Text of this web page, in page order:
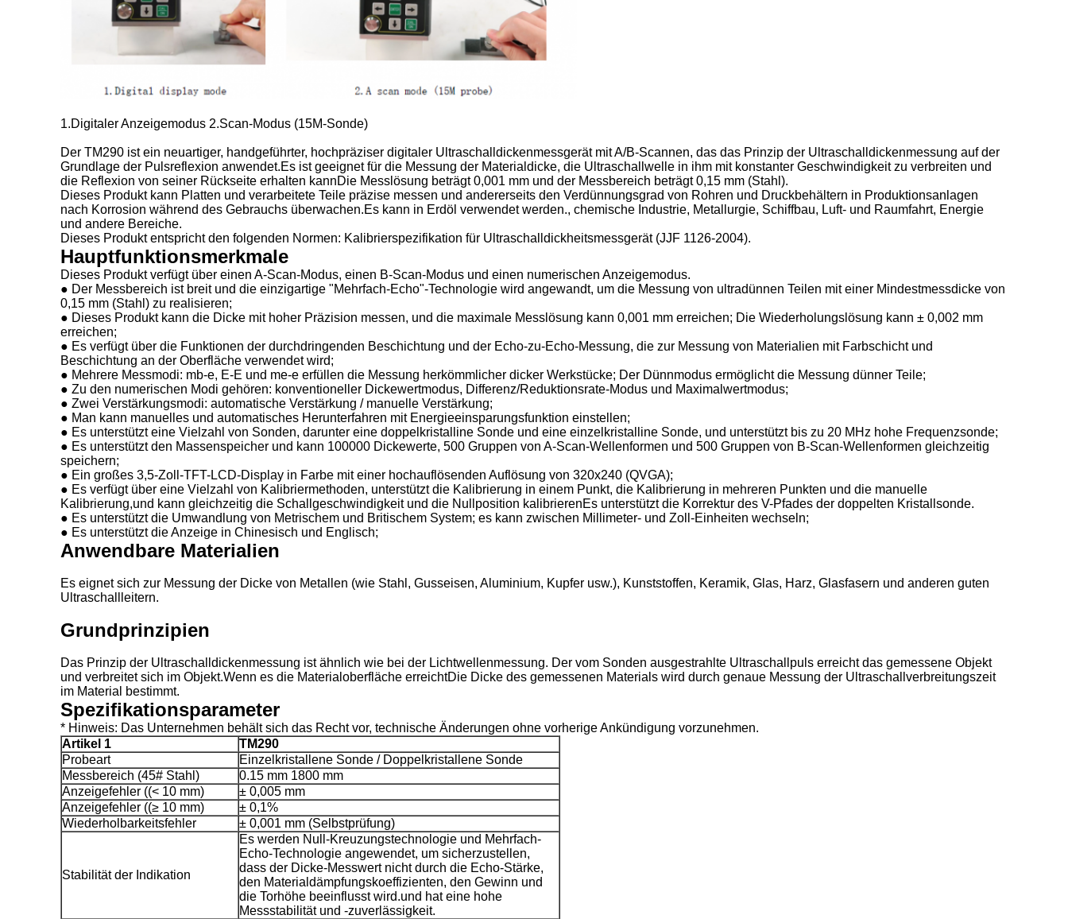
1.Digitaler Anzeigemodus 2.Scan-Modus (15M-Sonde)
Der TM290 ist ein neuartiger, handgeführter, hochpräziser digitaler Ultraschalldickenmessgerät mit A/B-Scannen, das das Prinzip der Ultraschalldickenmessung auf der
Grundlage der Pulsreflexion anwendet.Es ist geeignet für die Messung der Materialdicke, die Ultraschallwelle in ihm mit konstanter Geschwindigkeit zu verbreiten und
die Reflexion von seiner Rückseite erhalten kannDie Messlösung beträgt 0,001 mm und der Messbereich beträgt 0,15 mm (Stahl).
Dieses Produkt kann Platten und verarbeitete Teile präzise messen und andererseits den Verdünnungsgrad von Rohren und Druckbehältern in Produktionsanlagen
nach Korrosion während des Gebrauchs überwachen.Es kann in Erdöl verwendet werden., chemische Industrie, Metallurgie, Schiffbau, Luft- und Raumfahrt, Energie
und andere Bereiche.
Dieses Produkt entspricht den folgenden Normen: Kalibrierspezifikation für Ultraschalldickheitsmessgerät (JJF 1126-2004).
Hauptfunktionsmerkmale
Dieses Produkt verfügt über einen A-Scan-Modus, einen B-Scan-Modus und einen numerischen Anzeigemodus.
● Der Messbereich ist breit und die einzigartige "Mehrfach-Echo"-Technologie wird angewandt, um die Messung von ultradünnen Teilen mit einer Mindestmessdicke von
0,15 mm (Stahl) zu realisieren;
● Dieses Produkt kann die Dicke mit hoher Präzision messen, und die maximale Messlösung kann 0,001 mm erreichen; Die Wiederholungslösung kann ± 0,002 mm
erreichen;
● Es verfügt über die Funktionen der durchdringenden Beschichtung und der Echo-zu-Echo-Messung, die zur Messung von Materialien mit Farbschicht und
Beschichtung an der Oberfläche verwendet wird;
● Mehrere Messmodi: mb-e, E-E und me-e erfüllen die Messung herkömmlicher dicker Werkstücke; Der Dünnmodus ermöglicht die Messung dünner Teile;
● Zu den numerischen Modi gehören: konventioneller Dickewertmodus, Differenz/Reduktionsrate-Modus und Maximalwertmodus;
● Zwei Verstärkungsmodi: automatische Verstärkung / manuelle Verstärkung;
● Man kann manuelles und automatisches Herunterfahren mit Energieeinsparungsfunktion einstellen;
● Es unterstützt eine Vielzahl von Sonden, darunter eine doppelkristalline Sonde und eine einzelkristalline Sonde, und unterstützt bis zu 20 MHz hohe Frequenzsonde;
● Es unterstützt den Massenspeicher und kann 100000 Dickewerte, 500 Gruppen von A-Scan-Wellenformen und 500 Gruppen von B-Scan-Wellenformen gleichzeitig
speichern;
● Ein großes 3,5-Zoll-TFT-LCD-Display in Farbe mit einer hochauflösenden Auflösung von 320x240 (QVGA);
● Es verfügt über eine Vielzahl von Kalibriermethoden, unterstützt die Kalibrierung in einem Punkt, die Kalibrierung in mehreren Punkten und die manuelle
Kalibrierung,und kann gleichzeitig die Schallgeschwindigkeit und die Nullposition kalibrierenEs unterstützt die Korrektur des V-Pfades der doppelten Kristallsonde.
● Es unterstützt die Umwandlung von Metrischem und Britischem System; es kann zwischen Millimeter- und Zoll-Einheiten wechseln;
● Es unterstützt die Anzeige in Chinesisch und Englisch;
Anwendbare Materialien
Es eignet sich zur Messung der Dicke von Metallen (wie Stahl, Gusseisen, Aluminium, Kupfer usw.), Kunststoffen, Keramik, Glas, Harz, Glasfasern und anderen guten
Ultraschallleitern.
Grundprinzipien
Das Prinzip der Ultraschalldickenmessung ist ähnlich wie bei der Lichtwellenmessung. Der vom Sonden ausgestrahlte Ultraschallpuls erreicht das gemessene Objekt
und verbreitet sich im Objekt.Wenn es die Materialoberfläche erreichtDie Dicke des gemessenen Materials wird durch genaue Messung der Ultraschallverbreitungszeit
im Material bestimmt.
Spezifikationsparameter
* Hinweis: Das Unternehmen behält sich das Recht vor, technische Änderungen ohne vorherige Ankündigung vorzunehmen.
Artikel 1
TM290
Probeart
Einzelkristallene Sonde / Doppelkristallene Sonde
Messbereich (45# Stahl)
0.15 mm 1800 mm
Anzeigefehler ((< 10 mm)
± 0,005 mm
Anzeigefehler ((≥ 10 mm)
± 0,1%
Wiederholbarkeitsfehler
± 0,001 mm (Selbstprüfung)
Stabilität der Indikation
Es werden Null-Kreuzungstechnologie und Mehrfach-
Echo-Technologie angewendet, um sicherzustellen,
dass der Dicke-Messwert nicht durch die Echo-Stärke,
den Materialdämpfungskoeffizienten, den Gewinn und
die Torhöhe beeinflusst wird.und hat eine hohe
Messstabilität und -zuverlässigkeit.